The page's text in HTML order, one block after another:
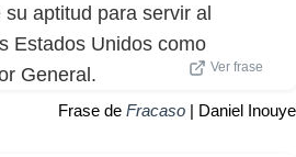
su aptitud para servir al
Estados Unidos como
General.
Ver frase
Frase de Fracaso | Daniel Inouye